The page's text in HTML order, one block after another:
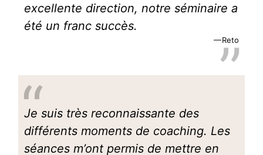
excellente direction, notre séminaire a
été un franc succès.
Reto
Je suis très reconnaissante des
différents moments de coaching. Les
séances m’ont permis de mettre en